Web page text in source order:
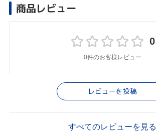
商品レビュー
0
0件のお客様レビュー
レビューを投稿
すべてのレビューを見る